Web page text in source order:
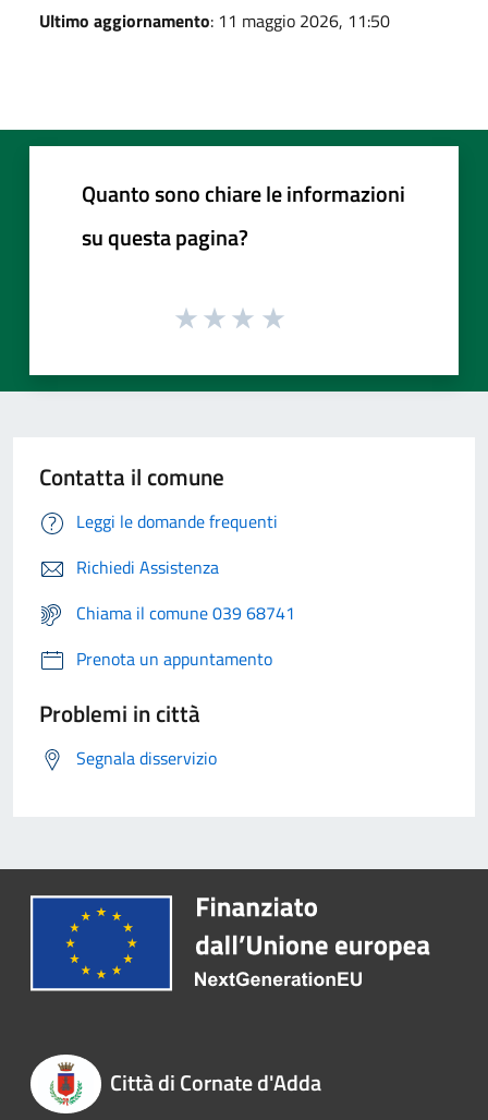
Ultimo aggiornamento: 11 maggio 2026, 11:50
Quanto sono chiare le informazioni
su questa pagina?
Contatta il comune
Leggi le domande frequenti
Richiedi Assistenza
Chiama il comune 039 68741
Prenota un appuntamento
Problemi in città
Segnala disservizio
Città di Cornate d'Adda